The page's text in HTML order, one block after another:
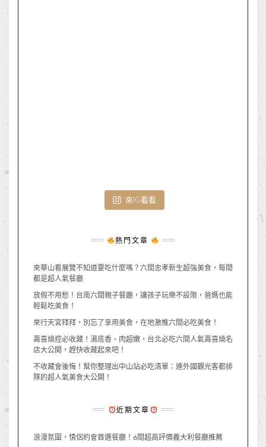
來IG看看
熱門文章
來華山看展覽不知道要吃什麼嗎？六間忠孝新生超強美食，每間
都是超人氣餐廳
放假不用愁！台南六間親子餐廳，讓孩子玩樂不設限，爸媽也能
輕鬆吃美食！
來行天宮拜拜，別忘了享用美食，在地激推六間必吃美食！
壽喜燒控必收藏！湯底香、肉超嫩，台北必吃六間人氣壽喜燒名
店大公開，趕快收藏起來吧！
不收藏會後悔！幫你整理出中山站必吃清單：連外國觀光客都排
隊的超人氣美食大公開！
近期文章
浪漫氛圍，情侶約會首選餐廳！6間超高評價義大利餐廳推薦